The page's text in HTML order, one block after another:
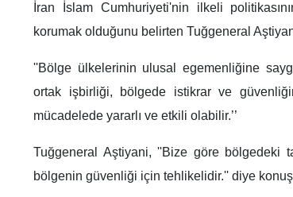
İran İslam Cumhuriyeti'nin ilkeli
korumak olduğunu belirten Tuğgeneral
''Bölge ülkelerinin ulusal egemenliğine
ortak işbirliği, bölgede istikrar ve
mücadelede yararlı ve etkili olabilir.’’
Tuğgeneral Aştiyani, ''Bize göre bölgedeki
bölgenin güvenliği için tehlikelidir.'' diye